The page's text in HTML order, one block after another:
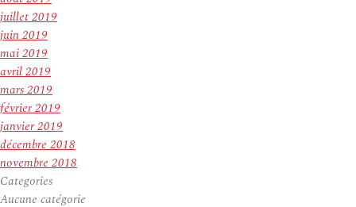
juillet 2019
juin 2019
mai 2019
avril 2019
mars 2019
février 2019
janvier 2019
décembre 2018
novembre 2018
Categories
Aucune catégorie